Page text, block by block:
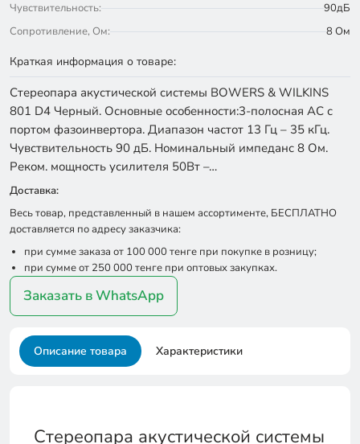
Чувствительность:
90дБ
Сопротивление, Ом:
8 Ом
Краткая информация о товаре:
Стереопара акустической системы BOWERS & WILKINS
801 D4 Черный. Основные особенности:3-полосная АС с
портом фазоинвертора. Диапазон частот 13 Гц – 35 кГц.
Чувствительность 90 дБ. Номинальный импеданс 8 Ом.
Реком. мощность усилителя 50Вт –…
Доставка:
Весь товар, представленный в нашем ассортименте, БЕСПЛАТНО
доставляется по адресу заказчика:
при сумме заказа от 100 000 тенге при покупке в розницу;
при сумме от 250 000 тенге при оптовых закупках.
Заказать в WhatsApp
Описание товара Характеристики
Стереопара акустической системы